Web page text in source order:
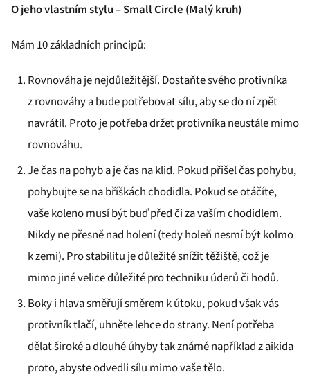
O jeho vlastním stylu – Small Circle (Malý kruh)
Mám 10 základních principů:
Rovnováha je nejdůležitější. Dostaňte svého protivníka
z rovnováhy a bude potřebovat sílu, aby se do ní zpět
navrátil. Proto je potřeba držet protivníka neustále mimo
rovnováhu.
Je čas na pohyb a je čas na klid. Pokud přišel čas pohybu,
pohybujte se na bříškách chodidla. Pokud se otáčíte,
vaše koleno musí být buď před či za vaším chodidlem.
Nikdy ne přesně nad holení (tedy holeň nesmí být kolmo
k zemi). Pro stabilitu je důležité snížit těžiště, což je
mimo jiné velice důležité pro techniku úderů či hodů.
Boky i hlava směřují směrem k útoku, pokud však vás
protivník tlačí, uhněte lehce do strany. Není potřeba
dělat široké a dlouhé úhyby tak známé například z aikida
proto, abyste odvedli sílu mimo vaše tělo.